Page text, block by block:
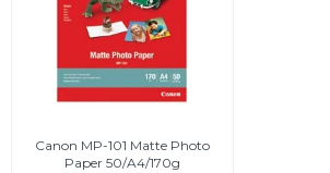
Canon MP-101 Matte Photo
Paper 50/A4/170g